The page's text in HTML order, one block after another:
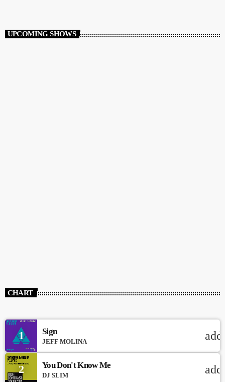
UPCOMING SHOWS
CHART
1 Sign
JEFF MOLINA
2 You Don't Know Me
DJ SLIM